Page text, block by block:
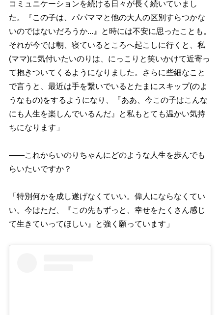
コミュニケーションを続ける日々が長く続いていまし
た。『この子は、パパママと他の大人の区別すらつかな
いのではないだろうか...』と時には不安に思ったことも。
それが今では朝、寝ているところへ起こしに行くと、私
(ママ)に気付いたいのりは、にっこりと笑いかけて近寄っ
て抱きついてくるようになりました。さらに些細なこと
で言うと、最近は手を繋いでいるとたまにスキップ(のよ
うなもの)をするようになり、『ああ、今この子はこんな
にも人生を楽しんでいるんだ』と私もとても温かい気持
ちになります」
――これからいのりちゃんにどのような人生を歩んでも
らいたいですか？
「特別何かを成し遂げなくていい。偉人にならなくてい
い。今はただ、『この先もずっと、幸せをたくさん感じ
て生きていってほしい』と強く願っています」